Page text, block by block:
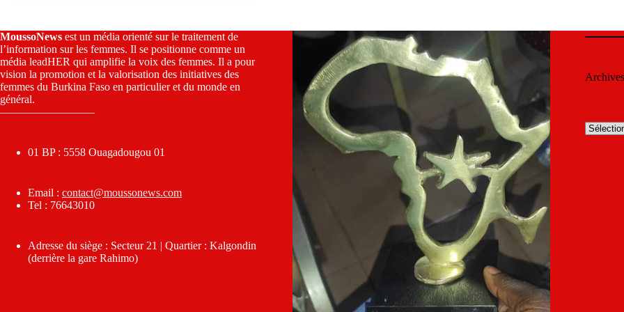
MoussoNews est un média orienté sur le traitement de
l’information sur les femmes. Il se positionne comme un
média leadHER qui amplifie la voix des femmes. Il a pour
vision la promotion et la valorisation des initiatives des
femmes du Burkina Faso en particulier et du monde en
général.
————————–
01 BP : 5558 Ouagadougou 01
Email : contact@moussonews.com
Tel : 76643010
Adresse du siège : Secteur 21 | Quartier : Kalgondin
(derrière la gare Rahimo)
Archives
Archives